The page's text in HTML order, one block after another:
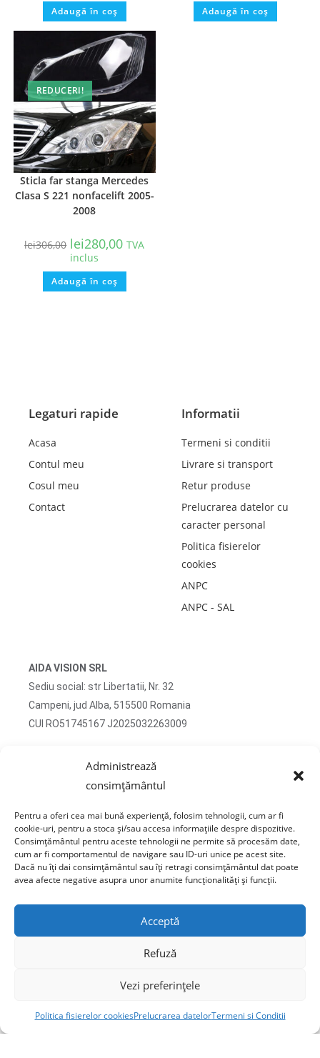
Administrează
consimțământul
Pentru a oferi cea mai bună experiență, folosim tehnologii, cum ar fi
cookie-uri, pentru a stoca și/sau accesa informațiile despre dispozitive.
Consimțământul pentru aceste tehnologii ne permite să procesăm date,
cum ar fi comportamentul de navigare sau ID-uri unice pe acest site.
Dacă nu îți dai consimțământul sau îți retragi consimțământul dat poate
avea afecte negative asupra unor anumite funcționalități și funcții.
Acceptă
Refuză
Vezi preferințele
Politica fisierelor cookiesPrelucrarea datelorTermeni si Conditii
Adaugă în coș Adaugă în coș
REDUCERI!
Sticla far stanga Mercedes
Clasa S 221 nonfacelift 2005-
2008
lei306,00 lei280,00 TVA
inclus
Adaugă în coș
Legaturi rapide
Acasa
Contul meu
Cosul meu
Contact
Informatii
Termeni si conditii
Livrare si transport
Retur produse
Prelucrarea datelor cu
caracter personal
Politica fisierelor
cookies
ANPC
ANPC - SAL
AIDA VISION SRL
Sediu social: str Libertatii, Nr. 32
Campeni, jud Alba, 515500 Romania
CUI RO51745167 J2025032263009
email: contact@sticlafar.ro
Nu detinem magazin de prezentare, comenzile se
livreaza exclusiv prin curierat.
Copyright © 2020 Sticla Far - AIDA VISION S.R.L. CUI: 51745167 J2025032263009